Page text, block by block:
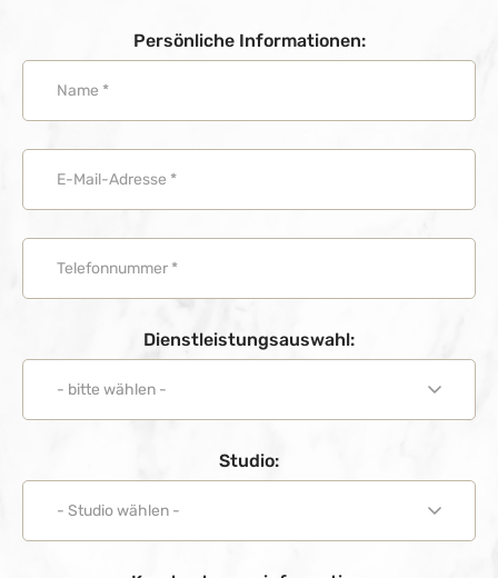
Persönliche Informationen:
Dienstleistungsauswahl:
Studio: